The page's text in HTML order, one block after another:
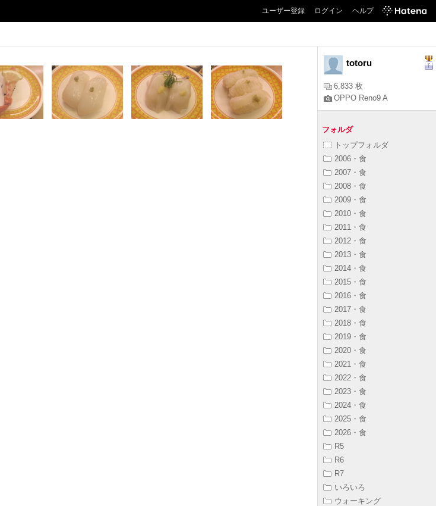
ユーザー登録 ログイン ヘルプ
totoru
6,833 枚
OPPO Reno9 A
フォルダ
トップフォルダ
2006・食
2007・食
2008・食
2009・食
2010・食
2011・食
2012・食
2013・食
2014・食
2015・食
2016・食
2017・食
2018・食
2019・食
2020・食
2021・食
2022・食
2023・食
2024・食
2025・食
2026・食
R5
R6
R7
いろいろ
ウォーキング